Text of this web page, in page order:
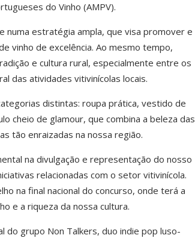
do Vinho (AMPV).
numa estratégia ampla, que visa promover e
vinho de excelência. Ao mesmo tempo,
e cultura rural, especialmente entre os
das atividades vitivinícolas locais.
distintas: roupa prática, vestido de
cheio de glamour, que combina a beleza das
tão enraizadas na nossa região.
na divulgação e representação do nosso
relacionadas com o setor vitivinícola.
na final nacional do concurso, onde terá a
e a riqueza da nossa cultura.
do grupo Non Talkers, duo indie pop luso-